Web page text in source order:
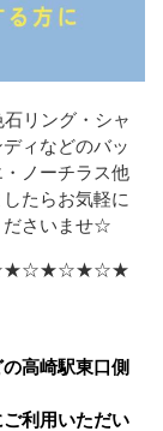
リング・シャ
ィなどのバッ
ノーチラス他
たらお気軽に
ださいませ☆
高崎駅東口側
利用いただい